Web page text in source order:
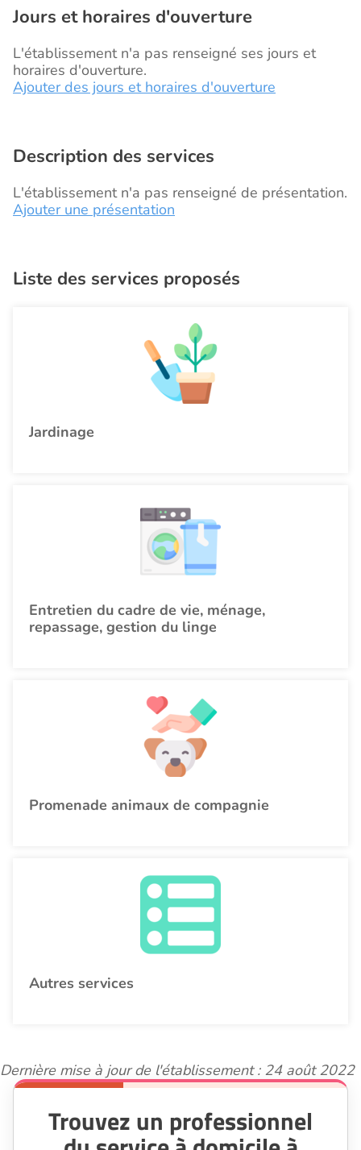
Jours et horaires d'ouverture
L'établissement n'a pas renseigné ses jours et
horaires d'ouverture.
Ajouter des jours et horaires d'ouverture
Description des services
L'établissement n'a pas renseigné de présentation.
Ajouter une présentation
Liste des services proposés
Jardinage
Entretien du cadre de vie, ménage,
repassage, gestion du linge
Promenade animaux de compagnie
Autres services
Dernière mise à jour de l'établissement : 24 août 2022
Trouvez un professionnel